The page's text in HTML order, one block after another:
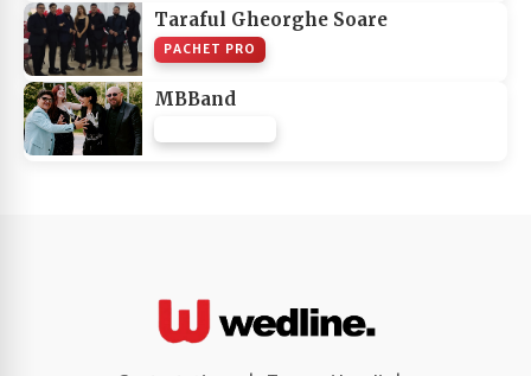
Taraful Gheorghe Soare
PACHET PRO
MBBand